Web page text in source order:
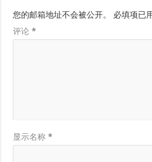
您的邮箱地址不会被公开。 必填项已
评论*
显示名称*